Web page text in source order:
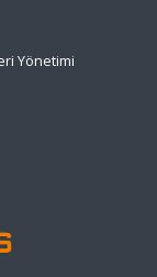
Yönetimi